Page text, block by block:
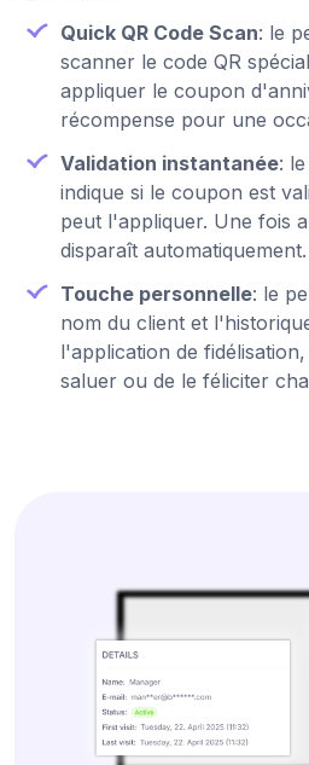
Quick QR Code Scan: le
scanner le code QR
appliquer le coupon
récompense pour une
Validation instantanée:
indique si le coupon est
peut l'appliquer. Une fois
disparaît automatiquement.
Touche personnelle: le
nom du client et
l'application de
saluer ou de le féliciter